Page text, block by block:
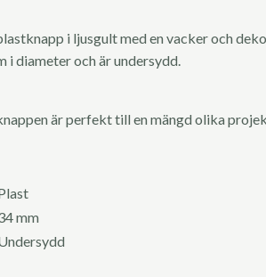
i ljusgult med en vacker och
i diameter och är undersydd.
är perfekt till en mängd olika
mm